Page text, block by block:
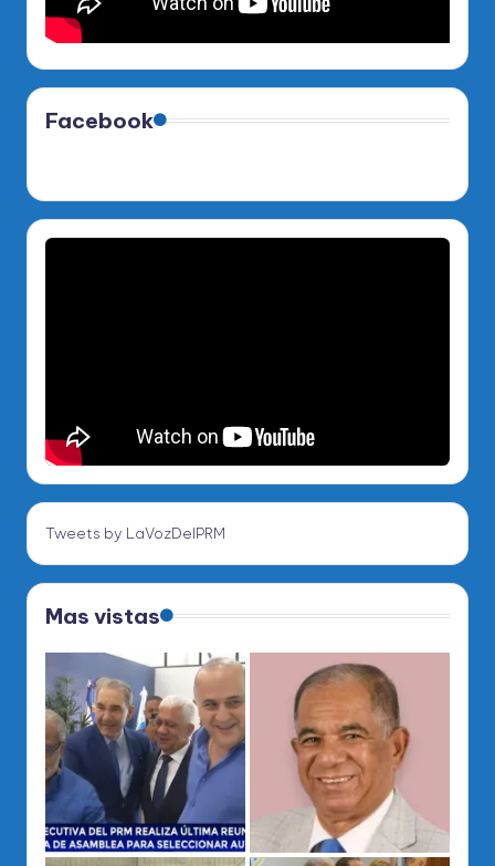
Facebook
Tweets by LaVozDelPRM
Mas vistas